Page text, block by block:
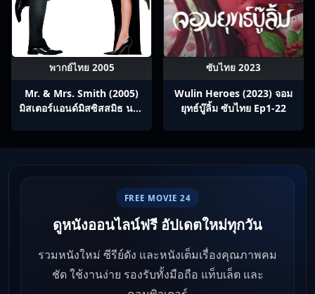
พากย์ไทย 2005
Mr. & Mrs. Smith (2005)
มิสเตอร์แอนด์มิสซิสสมิธ นาย
ซับไทย 2023
Wulin Heroes (2023) จอม
ยุทธ์บู๊ลิ้ม ซับไทย Ep1-22
FREE MOVIE 24
ดูหนังออนไลน์ฟรี อัปเดตใหม่ทุกวัน
รวมหนังใหม่ ซีรีย์ดัง และหนังเต็มเรื่องคุณภาพคม
ชัด ใช้งานง่าย รองรับทั้งมือถือ แท็บเล็ต และ